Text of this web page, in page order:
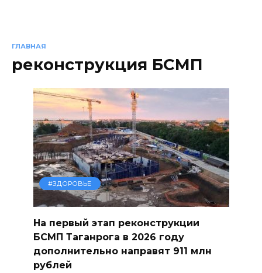
ГЛАВНАЯ
реконструкция БСМП
#ЗДОРОВЬЕ
На первый этап реконструкции
БСМП Таганрога в 2026 году
дополнительно направят 911 млн
рублей